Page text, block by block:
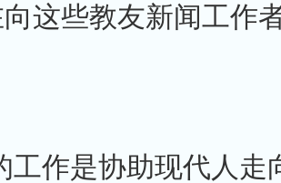
这些教友新闻工作
工作是协助现代人走